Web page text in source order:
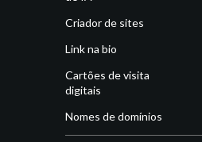
Criador de sites
Link na bio
Cartões de visita
digitais
Nomes de domínios